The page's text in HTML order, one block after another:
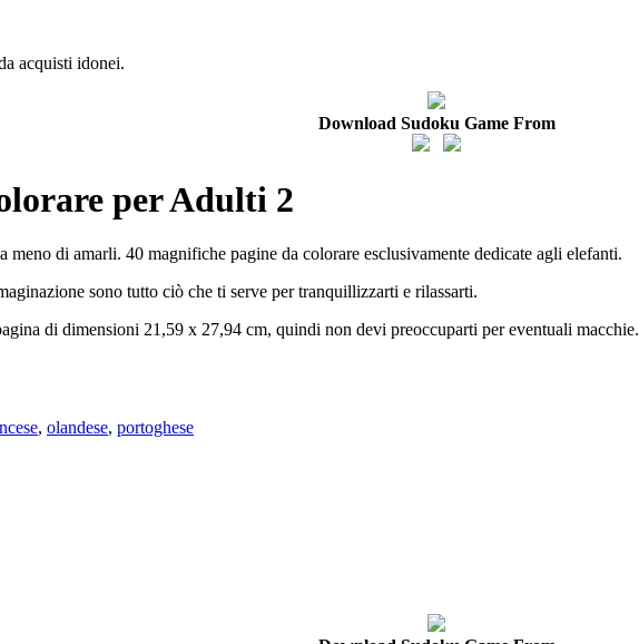
acquisti idonei.
Download Sudoku Game From
per Adulti 2
meno di amarli. 40 magnifiche pagine da colorare esclusivamente dedicate agli elefanti.
sono tutto ciò che ti serve per tranquillizzarti e rilassarti.
di dimensioni 21,59 x 27,94 cm, quindi non devi preoccuparti per eventuali macchie.
, olandese, portoghese